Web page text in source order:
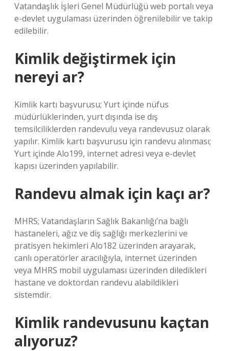
Vatandaşlık İşleri Genel Müdürlüğü web portalı veya
e-devlet uygulaması üzerinden öğrenilebilir ve takip
edilebilir.
Kimlik değiştirmek için
nereyi ar?
Kimlik kartı başvurusu; Yurt içinde nüfus
müdürlüklerinden, yurt dışında ise dış
temsilciliklerden randevulu veya randevusuz olarak
yapılır. Kimlik kartı başvurusu için randevu alınması;
Yurt içinde Alo199, internet adresi veya e-devlet
kapısı üzerinden yapılabilir.
Randevu almak için kaçı ar?
MHRS; Vatandaşların Sağlık Bakanlığı’na bağlı
hastaneleri, ağız ve diş sağlığı merkezlerini ve
pratisyen hekimleri Alo182 üzerinden arayarak,
canlı operatörler aracılığıyla, internet üzerinden
veya MHRS mobil uygulaması üzerinden diledikleri
hastane ve doktordan randevu alabildikleri
sistemdir.
Kimlik randevusunu kaçtan
alıyoruz?